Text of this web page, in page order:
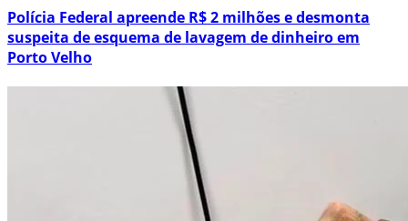
Polícia Federal apreende R$ 2 milhões e desmonta
suspeita de esquema de lavagem de dinheiro em
Porto Velho